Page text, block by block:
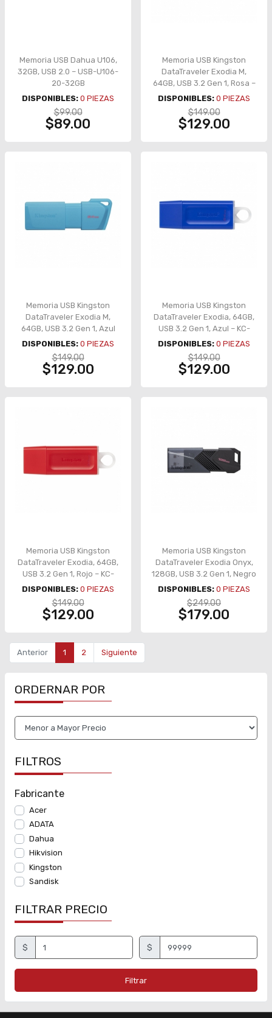
Memoria USB Dahua U106,
32GB, USB 2.0 – USB-U106-
20-32GB
DISPONIBLES: 0 PIEZAS
$99.00
$89.00
Memoria USB Kingston
DataTraveler Exodia M,
64GB, USB 3.2 Gen 1, Rosa –
KC-U2L64-7LN
DISPONIBLES: 0 PIEZAS
$149.00
$129.00
Memoria USB Kingston
DataTraveler Exodia M,
64GB, USB 3.2 Gen 1, Azul
Claro – KC-U2L64-7LB
DISPONIBLES: 0 PIEZAS
$149.00
$129.00
Memoria USB Kingston
DataTraveler Exodia, 64GB,
USB 3.2 Gen 1, Azul – KC-
U2G64-7GB
DISPONIBLES: 0 PIEZAS
$149.00
$129.00
Memoria USB Kingston
DataTraveler Exodia, 64GB,
USB 3.2 Gen 1, Rojo – KC-
U2G64-7GR
DISPONIBLES: 0 PIEZAS
$149.00
$129.00
Memoria USB Kingston
DataTraveler Exodia Onyx,
128GB, USB 3.2 Gen 1, Negro
Mate – DTXON-128GB
DISPONIBLES: 0 PIEZAS
$249.00
$179.00
Anterior 1 2 Siguiente
ORDERNAR POR
FILTROS
Fabricante
Acer
ADATA
Dahua
Hikvision
Kingston
Sandisk
FILTRAR PRECIO
$ $
Filtrar